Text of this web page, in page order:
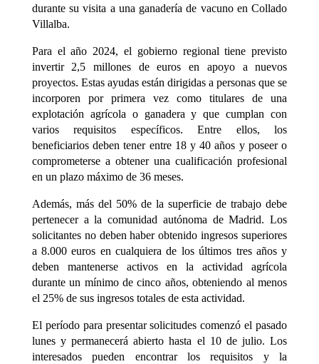
durante su visita a una ganadería de vacuno en Collado
Villalba.
Para el año 2024, el gobierno regional tiene previsto
invertir 2,5 millones de euros en apoyo a nuevos
proyectos. Estas ayudas están dirigidas a personas que se
incorporen por primera vez como titulares de una
explotación agrícola o ganadera y que cumplan con
varios requisitos específicos. Entre ellos, los
beneficiarios deben tener entre 18 y 40 años y poseer o
comprometerse a obtener una cualificación profesional
en un plazo máximo de 36 meses.
Además, más del 50% de la superficie de trabajo debe
pertenecer a la comunidad autónoma de Madrid. Los
solicitantes no deben haber obtenido ingresos superiores
a 8.000 euros en cualquiera de los últimos tres años y
deben mantenerse activos en la actividad agrícola
durante un mínimo de cinco años, obteniendo al menos
el 25% de sus ingresos totales de esta actividad.
El período para presentar solicitudes comenzó el pasado
lunes y permanecerá abierto hasta el 10 de julio. Los
interesados pueden encontrar los requisitos y la